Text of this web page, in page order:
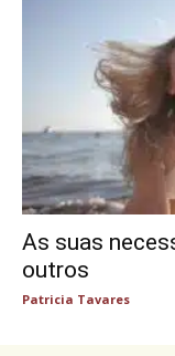
As suas
outros
Patricia Tavares